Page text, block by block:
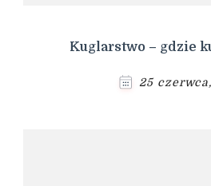
Kuglarstwo – gdzie
25